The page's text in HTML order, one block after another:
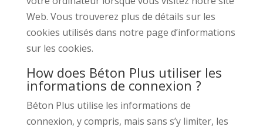
Web. Vous trouverez plus de détails sur les
cookies utilisés dans notre page d’informations
sur les cookies.
How does Béton Plus utiliser les
informations de connexion ?
Béton Plus utilise les informations de
connexion, y compris, mais sans s’y limiter, les